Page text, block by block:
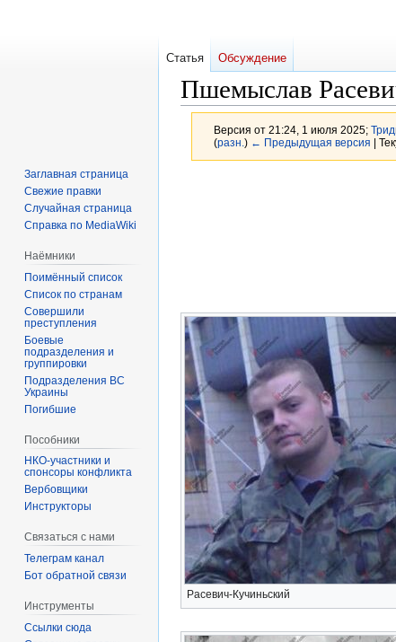
Пшемыслав
Версия от 21:24, 1 июля 2025;
(разн. ) ← Предыдущая версия |
Расевич-Кучиньский
Статья Обсуждение
Заглавная страница
Свежие правки
Случайная страница
Справка по MediaWiki
Наёмники
Поимённый список
Список по странам
Совершили
преступления
Боевые
подразделения и
группировки
Подразделения ВС
Украины
Погибшие
Пособники
спонсоры конфликта
‏‎Вербовщики
Инструкторы
Связаться с нами
Телеграм канал
Бот обратной связи
Инструменты
Ссылки сюда